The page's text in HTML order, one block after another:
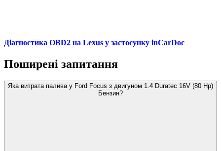
Діагностика OBD2 на Lexus у застосунку inCarDoc
Поширені запитання
Яка витрата палива у Ford Focus з двигуном 1.4 Duratec 16V (80 Hp)
Бензин?